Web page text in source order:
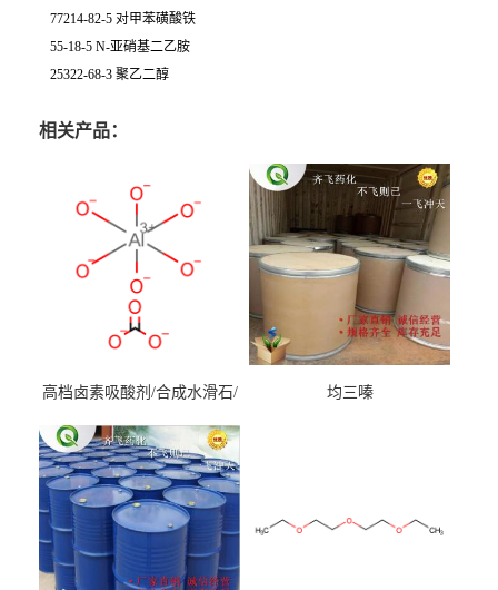
77214-82-5 对甲苯磺酸铁
55-18-5 N-亚硝基二乙胺
25322-68-3 聚乙二醇
相关产品：
高档卤素吸酸剂/合成水滑石/
均三嗪